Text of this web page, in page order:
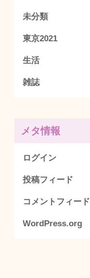
未分類
東京2021
生活
雑誌
メタ情報
ログイン
投稿フィード
コメントフィード
WordPress.org